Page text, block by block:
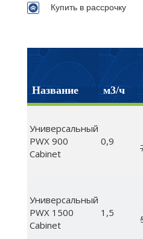
Купить в рассрочку
Название м3/ч
Универсальный
PWX 900
Cabinet
0,9
Универсальный
PWX 1500
Cabinet
1,5